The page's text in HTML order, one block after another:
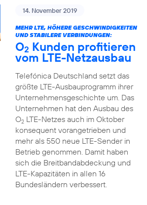
14. November 2019
MEHR LTE, HÖHERE GESCHWINDIGKEITEN
UND STABILERE VERBINDUNGEN:
O2 Kunden profitieren
vom LTE-Netzausbau
Telefónica Deutschland setzt das
größte LTE-Ausbauprogramm ihrer
Unternehmensgeschichte um. Das
Unternehmen hat den Ausbau des
O2LTE-Netzes auch im Oktober
konsequent vorangetrieben und
mehr als 550 neue LTE-Sender in
Betrieb genommen. Damit haben
sich die Breitbandabdeckung und
LTE-Kapazitäten in allen 16
Bundesländern verbessert.